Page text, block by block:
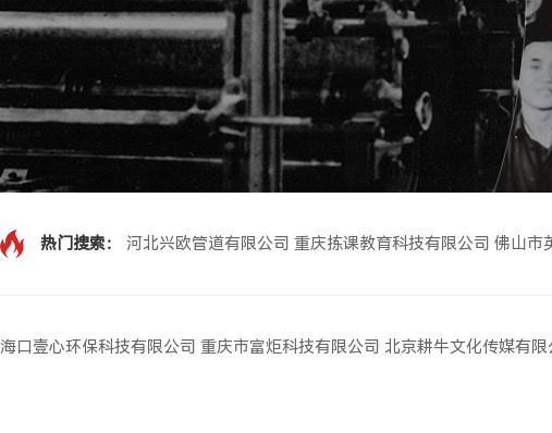
热门搜索： 河北兴欧管道有限公司 重庆拣课教育科技有限公司 佛山市
海口壹心环保科技有限公司 重庆市富炬科技有限公司 北京耕牛文化传媒有限